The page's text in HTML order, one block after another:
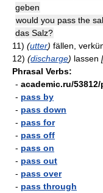
geben
would you pass the
das Salz?
11) (utter) fällen,
12) (discharge) lassen
Phrasal Verbs:
- academic.ru/
- pass by
- pass down
- pass for
- pass off
- pass on
- pass out
- pass over
- pass through